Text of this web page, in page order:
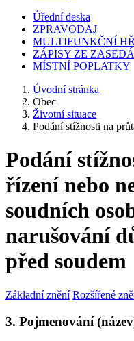
Úřední deska
ZPRAVODAJ
MULTIFUNKČNÍ
ZÁPISY ZE
MÍSTNÍ POPLATKY
Úvodní stránka
Obec
Životní situace
Podání stížnosti na
Podání
řízení nebo
soudních
narušování
před soudem
Základní znění Rozšířené
3. Pojmenování